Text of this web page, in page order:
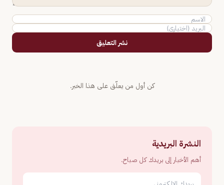
نشر التعليق
كن أول من يعلّق على هذا الخبر.
النشرة البريدية
أهم الأخبار إلى بريدك كل صباح.